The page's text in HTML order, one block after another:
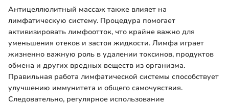
Антицеллюлитный массаж также влияет на
лимфатическую систему. Процедура помогает
активизировать лимфоотток, что крайне важно для
уменьшения отеков и застоя жидкости. Лимфа играет
жизненно важную роль в удалении токсинов, продуктов
обмена и других вредных веществ из организма.
Правильная работа лимфатической системы способствует
улучшению иммунитета и общего самочувствия.
Следовательно, регулярное использование